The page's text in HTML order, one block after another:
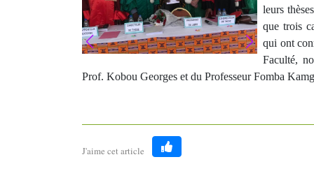
leurs
que trois
qui ont
Faculté,
Prof. Kobou Georges et du Professeur Fomba
J'aime cet article
Like